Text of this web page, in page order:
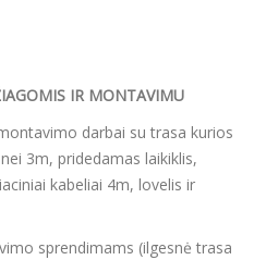
IR MONTAVIMU
darbai su trasa kurios
3m, pridedamas laikiklis,
kabeliai 4m, lovelis ir
sprendimams (ilgesnė trasa